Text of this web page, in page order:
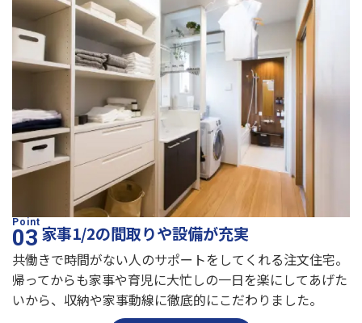
家事1/2の間取りや設備が充実
共働きで時間がない人のサポートをしてくれる注文住宅。
帰ってからも家事や育児に大忙しの一日を楽にしてあげた
いから、収納や家事動線に徹底的にこだわりました。